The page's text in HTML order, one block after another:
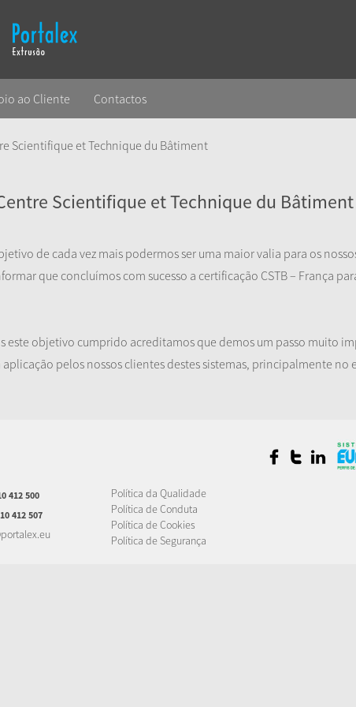
ao Cliente Contactos
Scientifique et Technique du Bâtiment
Scientifique et Technique du Bâtiment
de cada vez mais podermos ser uma maior valia para os
que concluímos com sucesso a certificação CSTB – França
este objetivo cumprido acreditamos que demos um passo muito
pelos nossos clientes destes sistemas, principalmente no
412 500
412 507
Política da Qualidade
Política de Conduta
Política de Cookies
Política de Segurança